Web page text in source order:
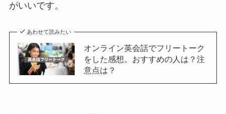
がいいです。
あわせて読みたい
オンライン英会話でフリートーク
をした感想。おすすめの人は？注
意点は？